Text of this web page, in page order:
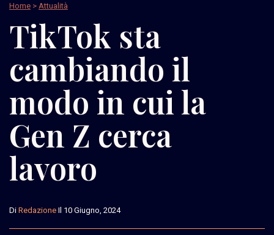
Home > Attualità
TikTok sta
cambiando il
modo in cui la
Gen Z cerca
lavoro
Di Redazione Il 10 Giugno, 2024